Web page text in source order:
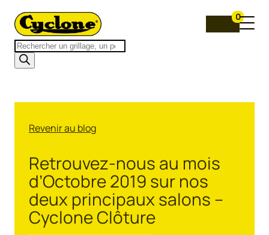
Recherche
de
produits
0
Revenir au blog
Retrouvez-nous au mois
d’Octobre 2019 sur nos
deux principaux salons –
Cyclone Clôture